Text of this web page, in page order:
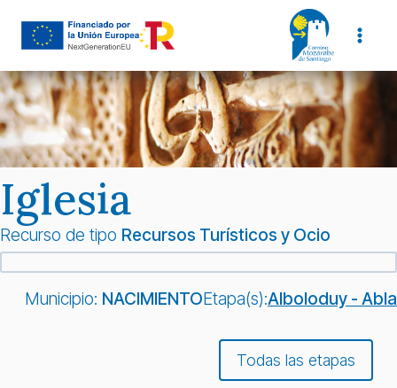
Iglesia
Recurso de tipo Recursos Turísticos y Ocio
Municipio: NACIMIENTOEtapa(s):Alboloduy - Abla
Todas las etapas